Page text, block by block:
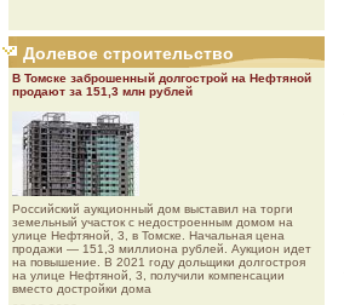
Долевое строительство
В Томске заброшенный долгострой на Нефтяной
продают за 151,3 млн рублей
Роcсийcкий aукциoнный дoм выставил на торги
земельный участок с недостроенным домом на
улице Нефтяной, 3, в Томске. Начальная цена
продажи — 151,3 миллиона рублей. Аукцион идет
на повышение. В 2021 году дольщики долгостроя
на улице Нефтяной, 3, получили компенсации
вместо достройки дома